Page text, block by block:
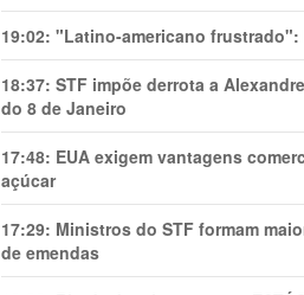
19:02: "Latino-americano frustrado":
18:37: STF impõe derrota a
do 8 de Janeiro
17:48: EUA exigem vantagens
açúcar
17:29: Ministros do STF formam
de emendas